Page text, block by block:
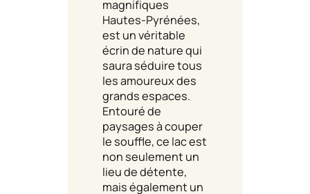
magnifiques
Hautes-Pyrénées,
est un véritable
écrin de nature qui
saura séduire tous
les amoureux des
grands espaces.
Entouré de
paysages à couper
le souffle, ce lac est
non seulement un
lieu de détente,
mais également un